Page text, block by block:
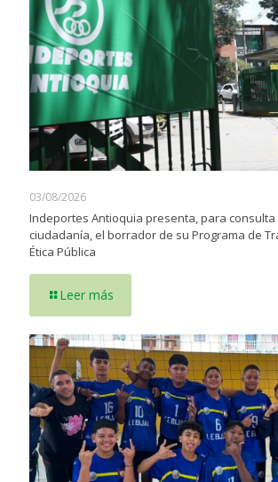
03/08/2026
Indeportes Antioquia presenta, para consulta
ciudadanía, el borrador de su Programa de
Ética Pública
Leer más